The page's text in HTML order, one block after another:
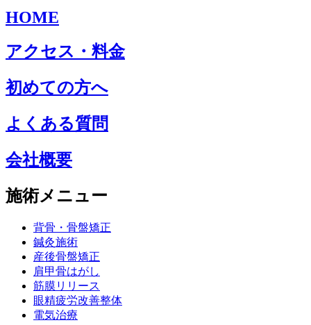
HOME
アクセス・料金
初めての方へ
よくある質問
会社概要
施術メニュー
背骨・骨盤矯正
鍼灸施術
産後骨盤矯正
肩甲骨はがし
筋膜リリース
眼精疲労改善整体
電気治療